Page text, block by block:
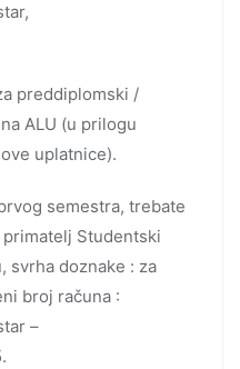
preddiplomski /
ALU (u prilogu
uplatnice).
semestra, trebate
Studentski
svrha doznake : za
broj računa :
–